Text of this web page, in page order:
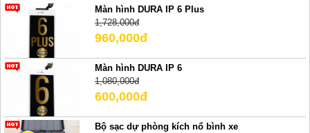
Màn hình DURA IP 6 Plus
1,728,000đ
960,000đ
Màn hình DURA IP 6
1,080,000đ
600,000đ
Bộ sạc dự phòng kích nổ bình xe